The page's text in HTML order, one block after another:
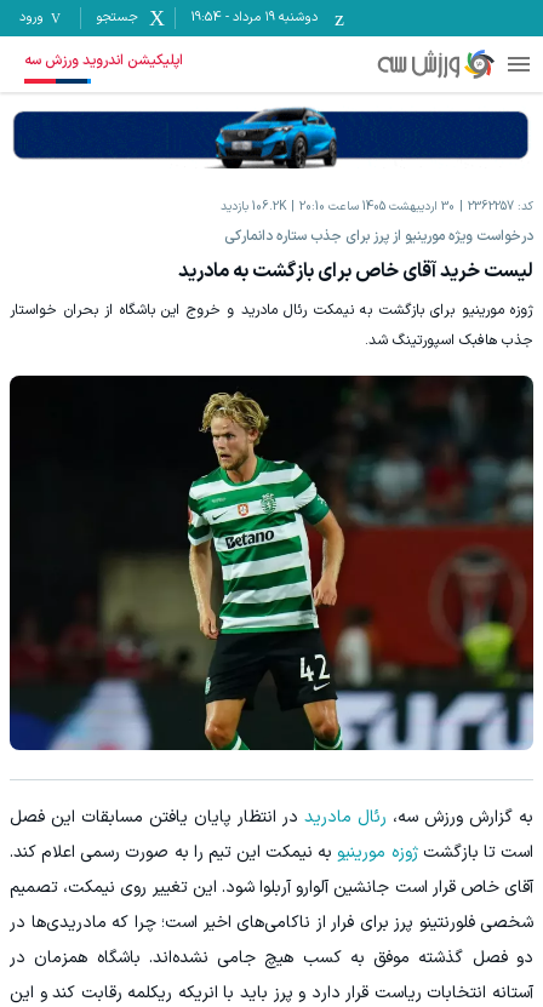
دوشنبه ۱۹ مرداد -
19:54 جستجو ورود
اپلیکیشن اندروید ورزش سه
کد: 2362257 30 اردیبهشت 1405 ساعت 20:10 106.2K بازدید
درخواست ویژه مورینیو از پرز برای جذب ستاره دانمارکی
لیست خرید آقای خاص برای بازگشت به مادرید
ژوزه مورینیو برای بازگشت به نیمکت رئال مادرید و خروج این باشگاه از بحران خواستار
جذب هافبک اسپورتینگ شد.
به گزارش ورزش سه، رئال مادرید در انتظار پایان یافتن مسابقات این فصل
است تا بازگشتژوزه مورینیو به نیمکت این تیم را به صورت رسمی اعلام کند.
آقای خاص قرار است جانشین آلوارو آربلوا شود. این تغییر روی نیمکت، تصمیم
شخصی فلورنتینو پرز برای فرار از ناکامی‌های اخیر است؛ چرا که مادریدی‌ها در
دو فصل گذشته موفق به کسب هیچ جامی نشده‌اند. باشگاه همزمان در
آستانه انتخابات ریاست قرار دارد و پرز باید با انریکه ریکلمه رقابت کند و این